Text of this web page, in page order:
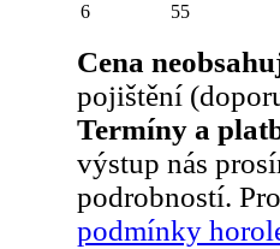
6
55
Cena
pojištění
Termíny a
výstup nás
podrobností.
podmínky